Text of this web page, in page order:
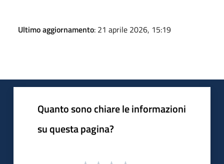
Ultimo aggiornamento: 21 aprile 2026, 15:19
Quanto sono chiare le informazioni
su questa pagina?